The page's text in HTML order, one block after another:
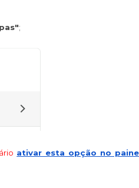
;
ativar esta opção no